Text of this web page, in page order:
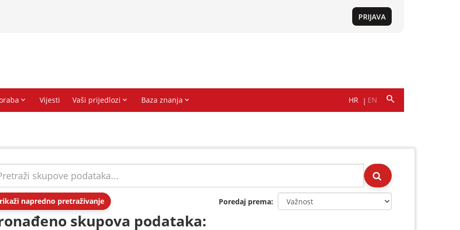
napredno pretraživanje Poredaj prema
skupova podataka: